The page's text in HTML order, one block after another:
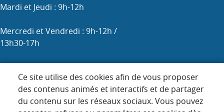
Ce site utilise des cookies afin de vous proposer
des contenus animés et interactifs et de partager
du contenu sur les réseaux sociaux. Vous pouvez
Mardi et Jeudi : 9h-12h
Mercredi et Vendredi : 9h-12h /
13h30-17h